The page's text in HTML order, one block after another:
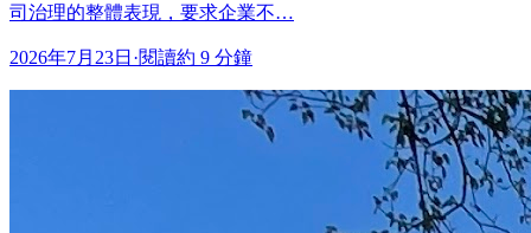
司治理的整體表現，要求企業不…
2026年7月23日 ·閱讀約 9 分鐘